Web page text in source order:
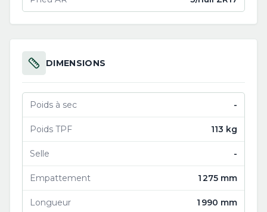
DIMENSIONS
Poids à sec -
Poids TPF 113 kg
Selle -
Empattement 1 275 mm
Longueur 1 990 mm